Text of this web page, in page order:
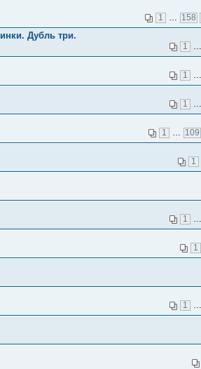
1 … 158
Дубль три.
1 …
1 …
1 …
1 … 109
1
1 …
1
1 …